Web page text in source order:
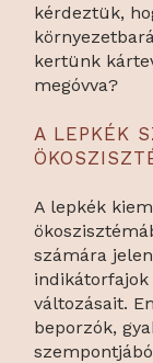
kérdeztük,
kertünk
megóvva?
A LEPKÉK
A lepkék
számára
változásait.
beporzók,